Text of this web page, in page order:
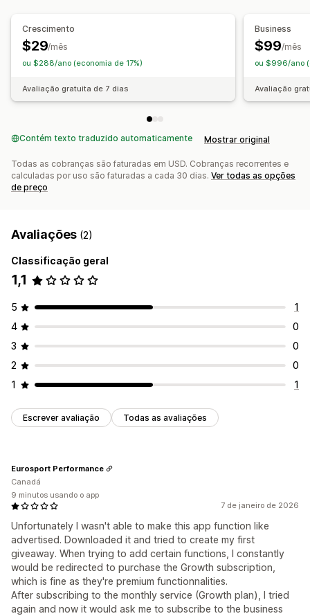
Inscrição de assinaturas
Inscrição de compartilhamento em redes sociais
Seleção de vencedor automática
Personalização
Páginas de destino E-mails pós-inscrição
Widgets de vitrine
Crescimento
$29/mês
ou $288/ano (economia de 17%)
Avaliação gratuita de 7 dias
Business
$99/mês
ou $996/ano
Avaliação
Contém texto traduzido automaticamente Mostrar original
Todas as cobranças são faturadas em USD. Cobranças recorrentes e
calculadas por uso são faturadas a cada 30 dias. Ver todas as opções
de preço
Avaliações (2)
Classificação geral
1,1
5
1
4
0
3
0
2
0
1
1
Escrever avaliação Todas as avaliações
7 de janeiro de 2026
Unfortunately I wasn't able to make this app function like
advertised. Downloaded it and tried to create my first
giveaway. When trying to add certain functions, I constantly
would be redirected to purchase the Growth subscription,
which is fine as they're premium functionnalities.
After subscribing to the monthly service (Growth plan), I tried
again and now it would ask me to subscribe to the business
Eurosport Performance
Canadá
9 minutos usando o app